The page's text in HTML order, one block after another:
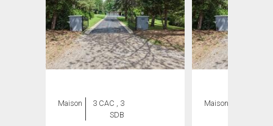
Maison
3 CAC , 3
SDB
Maison